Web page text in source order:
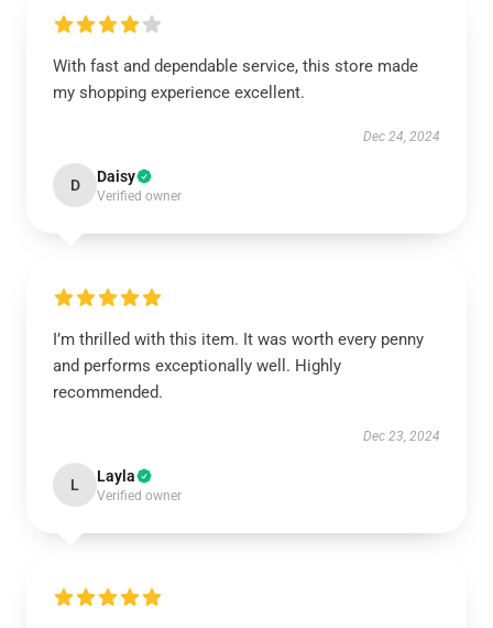
With fast and dependable service, this store made
my shopping experience excellent.
Dec 24, 2024
D Daisy
Verified owner
I’m thrilled with this item. It was worth every penny
and performs exceptionally well. Highly
recommended.
Dec 23, 2024
L Layla
Verified owner